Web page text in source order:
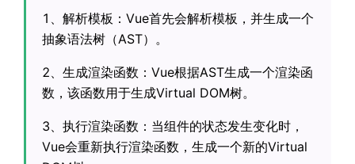
1、解析模板：Vue首先会解析模板，并生成一个
抽象语法树（AST）。
2、生成渲染函数：Vue根据AST生成一个渲染函
数，该函数用于生成Virtual DOM树。
3、执行渲染函数：当组件的状态发生变化时，
Vue会重新执行渲染函数，生成一个新的Virtual